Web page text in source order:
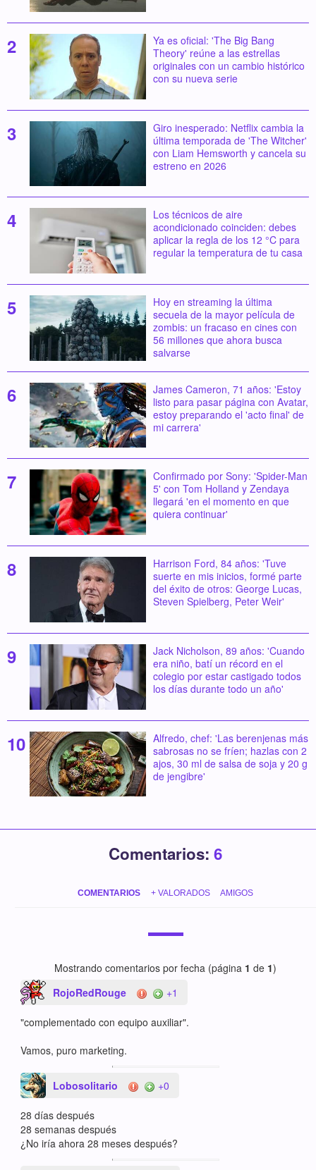
Ya es oficial: 'The Big Bang
Theory' reúne a las estrellas
originales con un cambio histórico
con su nueva serie
Giro inesperado: Netflix cambia la
última temporada de 'The Witcher'
con Liam Hemsworth y cancela su
estreno en 2026
Los técnicos de aire
acondicionado coinciden: debes
aplicar la regla de los 12 °C para
regular la temperatura de tu casa
Hoy en streaming la última
secuela de la mayor película de
zombis: un fracaso en cines con
56 millones que ahora busca
salvarse
James Cameron, 71 años: 'Estoy
listo para pasar página con Avatar,
estoy preparando el 'acto final' de
mi carrera'
Confirmado por Sony: 'Spider-Man
5' con Tom Holland y Zendaya
llegará 'en el momento en que
quiera continuar'
Harrison Ford, 84 años: 'Tuve
suerte en mis inicios, formé parte
del éxito de otros: George Lucas,
Steven Spielberg, Peter Weir'
Jack Nicholson, 89 años: 'Cuando
era niño, batí un récord en el
colegio por estar castigado todos
los días durante todo un año'
Alfredo, chef: 'Las berenjenas más
sabrosas no se fríen; hazlas con 2
ajos, 30 ml de salsa de soja y 20 g
de jengibre'
Comentarios: 6
COMENTARIOS + VALORADOS AMIGOS
Mostrando comentarios por fecha (página 1 de 1)
RojoRedRouge
+1
"complementado con equipo auxiliar".
Vamos, puro marketing.
Lobosolitario +0
28 días después
28 semanas después
¿No iría ahora 28 meses después?